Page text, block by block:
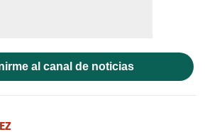
al canal de noticias